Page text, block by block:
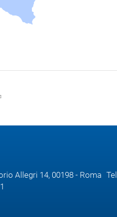
Allegri 14, 00198 - Roma Tel